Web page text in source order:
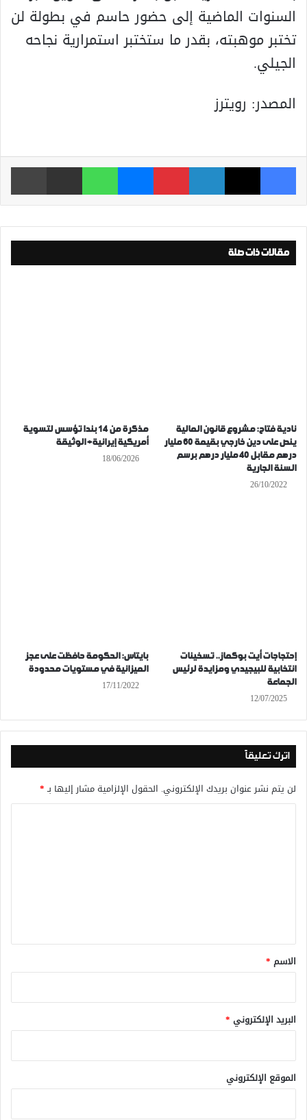
السنوات الماضية إلى حضور حاسم في بطولة لن
تختبر موهبته، بقدر ما ستختبر استمرارية نجاحه
الجيلي.
المصدر: رويترز
فيسبوك ‫X لينكدإن بينتيريست ماسنجر واتساب مشاركة عبر البريد
مقالات ذات صلة
نادية فتاح: مشروع قانون المالية
ينص على دين خارجي بقيمة 60 مليار
درهم مقابل 40 مليار درهم برسم
السنة الجارية
26/10/2022
مذكرة من 14 بندا تؤسس لتسوية
أمريكية إيرانية+ الوثيقة
18/06/2026
إحتجاجات أيت بوكماز.. تسخينات
انتخابية للبيجيدي ومزايدة لرئيس
الجماعة
12/07/2025
بايتاس: الحكومة حافظت على عجز
الميزانية في مستويات محدودة
17/11/2022
اترك تعليقاً
لن يتم نشر عنوان بريدك الإلكتروني. الحقول الإلزامية مشار إليها بـ*
*
الاسم *
البريد الإلكتروني *
الموقع الإلكتروني